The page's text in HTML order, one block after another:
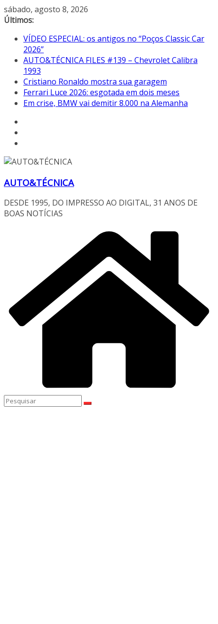
Pular
para
conteúdo
sábado, agosto 8, 2026
Últimos:
VÍDEO ESPECIAL: os antigos no “Poços Classic Car
2026”
AUTO&TÉCNICA FILES #139 – Chevrolet Calibra
1993
Cristiano Ronaldo mostra sua garagem
Ferrari Luce 2026: esgotada em dois meses
Em crise, BMW vai demitir 8.000 na Alemanha
AUTO&TÉCNICA
DESDE 1995, DO IMPRESSO AO DIGITAL, 31 ANOS DE
BOAS NOTÍCIAS